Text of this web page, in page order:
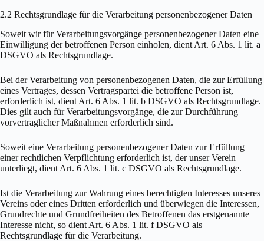
2.2 Rechtsgrundlage für die Verarbeitung personenbezogener Daten
Soweit wir für Verarbeitungsvorgänge personenbezogener Daten eine
Einwilligung der betroffenen Person einholen, dient Art. 6 Abs. 1 lit. a
DSGVO als Rechtsgrundlage.
Bei der Verarbeitung von personenbezogenen Daten, die zur Erfüllung
eines Vertrages, dessen Vertragspartei die betroffene Person ist,
erforderlich ist, dient Art. 6 Abs. 1 lit. b DSGVO als Rechtsgrundlage.
Dies gilt auch für Verarbeitungsvorgänge, die zur Durchführung
vorvertraglicher Maßnahmen erforderlich sind.
Soweit eine Verarbeitung personenbezogener Daten zur Erfüllung
einer rechtlichen Verpflichtung erforderlich ist, der unser Verein
unterliegt, dient Art. 6 Abs. 1 lit. c DSGVO als Rechtsgrundlage.
Ist die Verarbeitung zur Wahrung eines berechtigten Interesses unseres
Vereins oder eines Dritten erforderlich und überwiegen die Interessen,
Grundrechte und Grundfreiheiten des Betroffenen das erstgenannte
Interesse nicht, so dient Art. 6 Abs. 1 lit. f DSGVO als
Rechtsgrundlage für die Verarbeitung.